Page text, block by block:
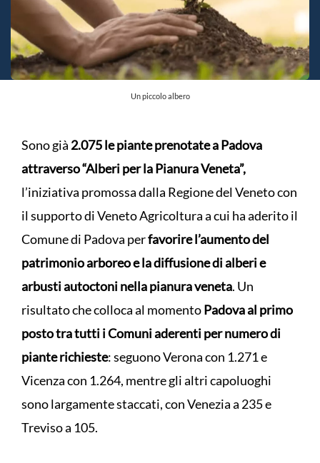
Un piccolo albero
Sono già 2.075 le piante prenotate a Padova
attraverso “Alberi per la Pianura Veneta”,
l’iniziativa promossa dalla Regione del Veneto con
il supporto di Veneto Agricoltura a cui ha aderito il
Comune di Padova perfavorire l’aumento del
patrimonio arboreo e la diffusione di alberi e
arbusti autoctoni nella pianura veneta. Un
risultato che colloca al momentoPadova al primo
posto tra tutti i Comuni aderenti per numero di
piante richieste: seguono Verona con 1.271 e
Vicenza con 1.264, mentre gli altri capoluoghi
sono largamente staccati, con Venezia a 235 e
Treviso a 105.